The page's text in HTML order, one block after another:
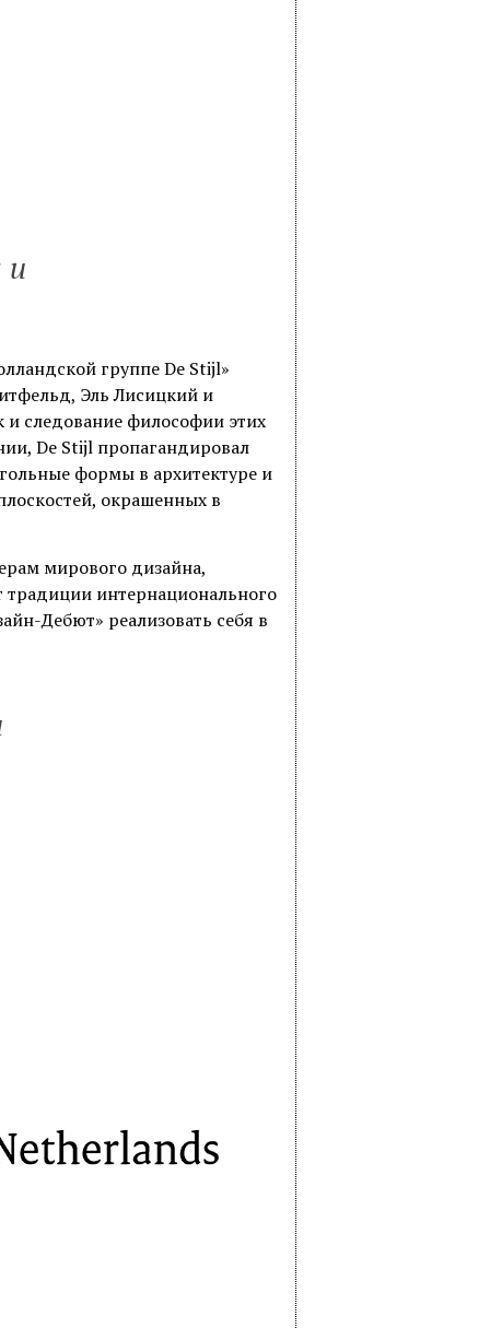
и
группе De Stijl»
Эль Лисицкий и
и следование философии этих
De Stijl пропагандировал
формы в архитектуре и
окрашенных в
мирового дизайна,
интернационального
Дебют» реализовать себя в